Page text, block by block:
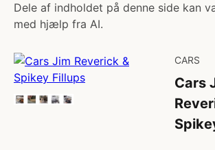
Dele af indholdet på denne side kan
med hjælp fra AI.
CARS
Cars